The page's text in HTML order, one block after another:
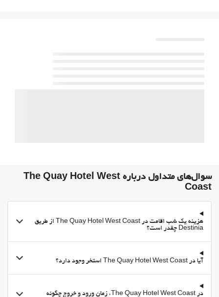
ورود به/خروج از هتل اکسپرس
Private check-in/check-out
غذا و نوشیدنی
Vending Machine (drinks)
پارکینگ
پارکینگ رایگان
مناطق متداول
سوال‌های متداول درباره The Quay Hotel West
Coast
هزینه یک شب اقامت در The Quay Hotel West Coast از طریق
Destinia چقدر است؟
آیا در The Quay Hotel West Coast استخر وجود دارد؟
در The Quay Hotel West Coast، زمان ورود و خروج چگونه